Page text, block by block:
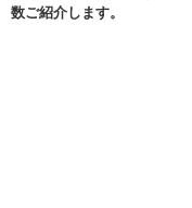
数ご紹介します。